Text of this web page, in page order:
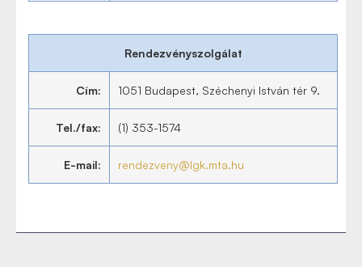
Rendezvényszolgálat
Cím: 1051 Budapest, Széchenyi István tér 9.
Tel./fax: (1) 353-1574
E-mail: rendezveny@lgk.mta.hu